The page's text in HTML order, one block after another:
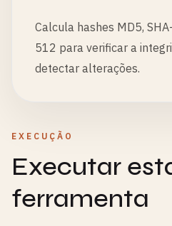
Calcula hashes MD5,
512 para verificar a
detectar alterações.
EXECUÇÃO
Executar
ferramenta